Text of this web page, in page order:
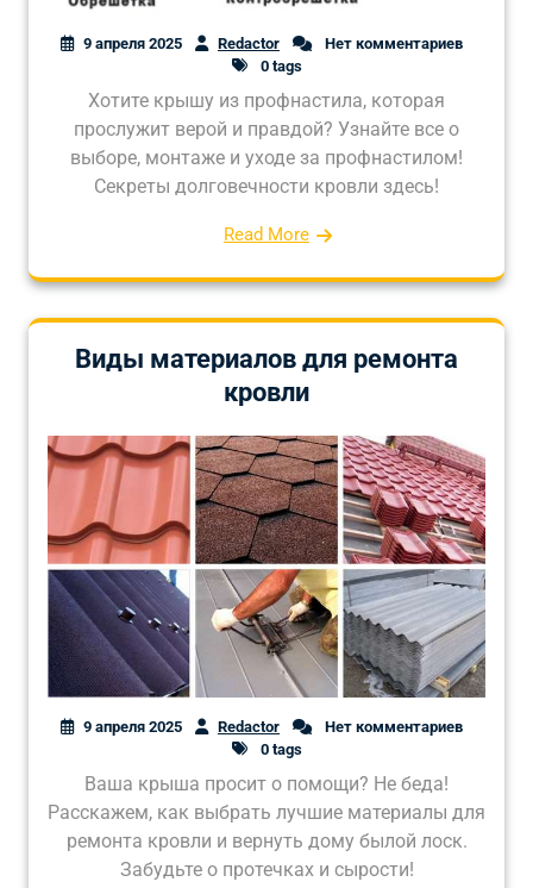
9 апреля 2025 Redactor
Нет комментариев
0 tags
Хотите крышу из профнастила, которая
прослужит верой и правдой? Узнайте все о
выборе, монтаже и уходе за профнастилом!
Секреты долговечности кровли здесь!
Read More
Виды материалов для ремонта
кровли
9 апреля 2025 Redactor
Нет комментариев
0 tags
Ваша крыша просит о помощи? Не беда!
Расскажем, как выбрать лучшие материалы для
ремонта кровли и вернуть дому былой лоск.
Забудьте о протечках и сырости!